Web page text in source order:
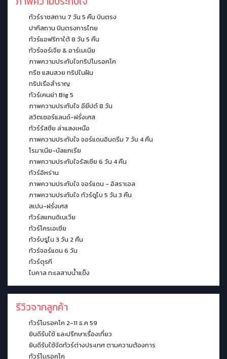
ทัวร์ราชสถาน 7 วัน 5 คืน บินตรง
ปากีสถาน บินตรงการไทย
ทัวร์แอฟริกาใต้ 8 วัน 5 คืน
ทัวร์จอร์เจีย & อาร์เมเนีย
ภาพความประทับใจทริปโมรอคโค
กรีซ แสนสวย ทริปในฝัน
ทริปเรือสำราญ
ทัวร์เคนย่า Big 5
ภาพความประทับใจ อียีปต์ 8 วัน
สวิตเซอร์แลนด์-ฝรั่งเศส
ทัวร์รัสซีย ล่าแสงเหนือ
ภาพความประทับใจ จอร์แดนอินดรีม 7 วัน 4 คืน
โรมาเนีย-บัลแกเรีย
ภาพความประทับใจรัสเซีย 6 วัน 4 คืน
ทัวร์อิหร่าน
ภาพความประทับใจ จอร์แดน - อิสราเอล
ภาพความประทับใจ ทัวร์ดูไบ 5 วัน 3 คืน
สเปน-ฝรั่งเศส
ทัวร์สแกนดิเนเวีย
ทัวร์โครเอเชีย
ทัวร์บรูไน 3 วัน 2 คืน
ทัวร์จอร์แดน 6 วัน
ทัวร์ตุรกี
ไบคาล ทะเลสาบน้ำแข็ง
รีวิวจากลูกค้า
ทัวร์โมรอคโค 2-11 ธ.ค 59
ยินดีรับใช้ และปรึกษาเรื่องเที่ยว
ยินดีรับใช้จัดทัวร์ต่างประเทศ ตามความต้องการ
ทัวร์โมรอคโค